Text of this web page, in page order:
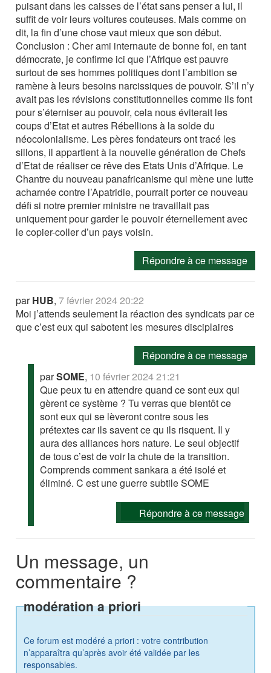
puisant dans les caisses de l’état sans penser a lui, il
suffit de voir leurs voitures couteuses. Mais comme on
dit, la fin d’une chose vaut mieux que son début.
Conclusion : Cher ami internaute de bonne foi, en tant
démocrate, je confirme ici que l’Afrique est pauvre
surtout de ses hommes politiques dont l’ambition se
ramène à leurs besoins narcissiques de pouvoir. S’il n’y
avait pas les révisions constitutionnelles comme ils font
pour s’éterniser au pouvoir, cela nous éviterait les
coups d’Etat et autres Rébellions à la solde du
néocolonialisme. Les pères fondateurs ont tracé les
sillons, il appartient à la nouvelle génération de Chefs
d’Etat de réaliser ce rêve des Etats Unis d’Afrique. Le
Chantre du nouveau panafricanisme qui mène une lutte
acharnée contre l’Apatridie, pourrait porter ce nouveau
défi si notre premier ministre ne travaillait pas
uniquement pour garder le pouvoir éternellement avec
le copier-coller d’un pays voisin.
Répondre à ce message
parHUB,7 février 2024 20:22
Moi j’attends seulement la réaction des syndicats par ce
que c’est eux qui sabotent les mesures disciplaires
Répondre à ce message
parSOME, 10 février 2024 21:21
Que peux tu en attendre quand ce sont eux qui
gèrent ce système ? Tu verras que bientôt ce
sont eux qui se lèveront contre sous les
prétextes car ils savent ce qu ils risquent. Il y
aura des alliances hors nature. Le seul objectif
de tous c’est de voir la chute de la transition.
Comprends comment sankara a été isolé et
éliminé. C est une guerre subtile SOME
Répondre à ce message
Un message, un
commentaire ?
modération a priori
Ce forum est modéré a priori : votre contribution
n’apparaîtra qu’après avoir été validée par les
responsables.